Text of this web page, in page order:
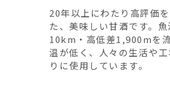
20年以上にわたり高評価
た、美味しい甘酒です。
10km・高低差1,900mを
温が低く、人々の生活や
りに使用しています。